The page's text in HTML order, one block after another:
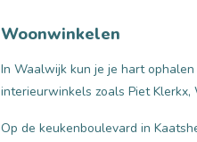
Woonwinkelen
In Waalwijk kun je je hart
interieurwinkels zoals Piet Klerkx,
Op de keukenboulevard in